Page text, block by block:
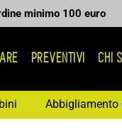
minimo 100 euro
PREVENTIVI CHI
Abbigliamento